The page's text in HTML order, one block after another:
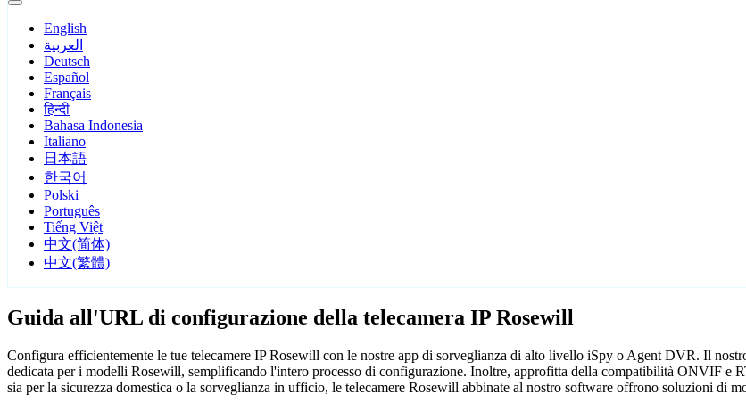
English
العربية
Deutsch
Español
Français
हिन्दी
Bahasa Indonesia
Italiano
日本語
한국어
Polski
Português
Tiếng Việt
中文(简体)
中文(繁體)
Guida all'URL di configurazione della telecamera IP Rosewill
Configura efficientemente le tue telecamere IP Rosewill con le nostre app di sorveglianza di alto livello iSpy o Agent DVR. Il
dedicata per i modelli Rosewill, semplificando l'intero processo di configurazione. Inoltre, approfitta della compatibilità ONVIF e
sia per la sicurezza domestica o la sorveglianza in ufficio, le telecamere Rosewill abbinate al nostro software offrono soluzioni di